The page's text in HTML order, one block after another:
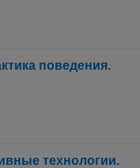
поведения.
технологии.